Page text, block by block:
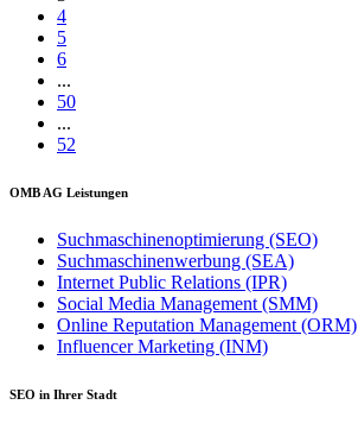
4
5
6
...
50
...
52
OMB AG Leistungen
Suchmaschinenoptimierung (SEO)
Suchmaschinenwerbung (SEA)
Internet Public Relations (IPR)
Social Media Management (SMM)
Online Reputation Management (ORM)
Influencer Marketing (INM)
SEO in Ihrer Stadt